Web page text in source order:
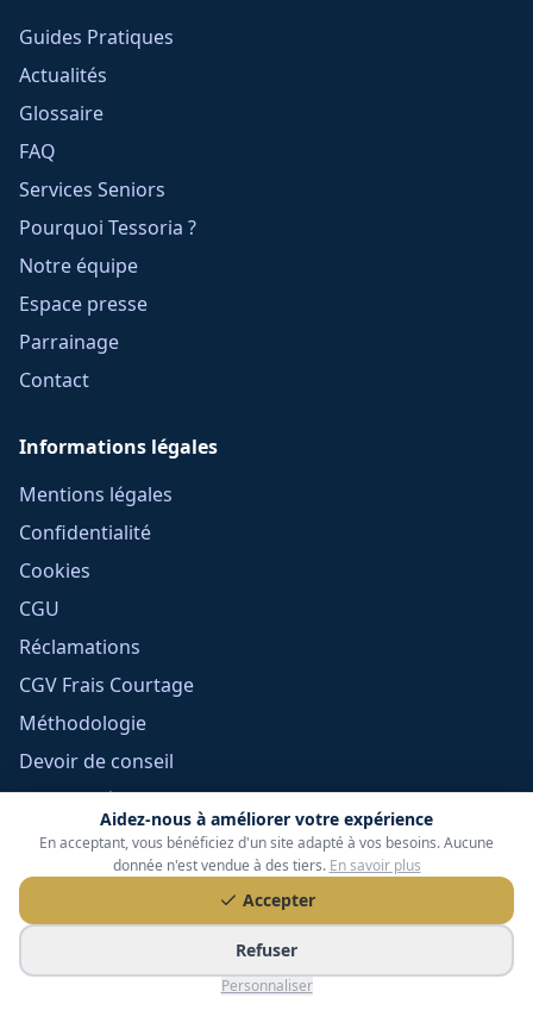
Aidez-nous à améliorer votre expérience
En acceptant, vous bénéficiez d'un site adapté à vos besoins. Aucune
donnée n'est vendue à des tiers. En savoir plus
Accepter
Refuser
Personnaliser
Guides Pratiques
Actualités
Glossaire
FAQ
Services Seniors
Pourquoi Tessoria ?
Notre équipe
Espace presse
Parrainage
Contact
Informations légales
Mentions légales
Confidentialité
Cookies
CGU
Réclamations
CGV Frais Courtage
Méthodologie
Devoir de conseil
Politique éditoriale
Gérer mes cookies